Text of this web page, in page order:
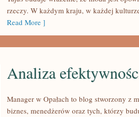
RÓŻNYCH
KRAJACH
rzeczy. W każdym kraju, w każdej
Read More ]
Analiza
Manager w Opałach to blog stworzony z
biznes, menedżerów oraz tych, którzy